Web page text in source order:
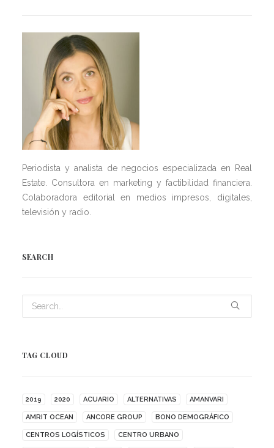
Periodista y analista de negocios especializada en Real
Estate. Consultora en marketing y factibilidad financiera.
Colaboradora editorial en medios impresos, digitales,
televisión y radio.
SEARCH
TAG CLOUD
2019 2020 ACUARIO ALTERNATIVAS AMANVARI
AMRIT OCEAN ANCORE GROUP BONO DEMOGRÁFICO
CENTROS LOGÍSTICOS CENTRO URBANO